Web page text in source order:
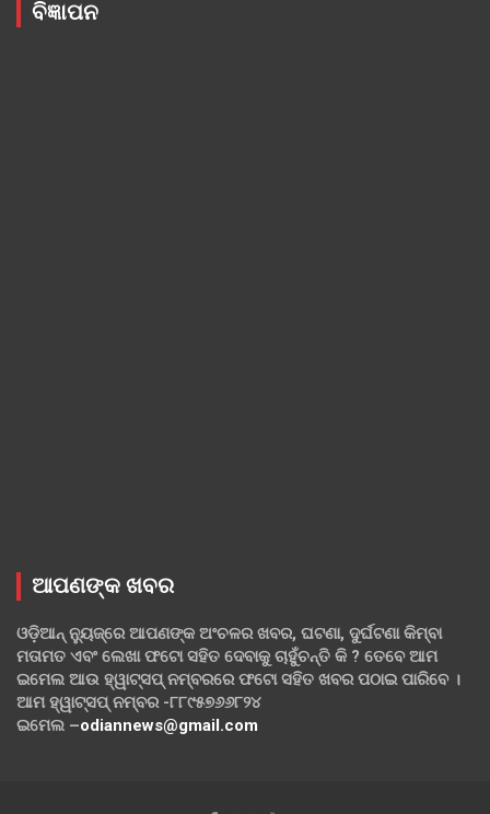
ବିଜ୍ଞାପନ
ଆପଣଙ୍କ ଖବର
ଓଡ଼ିଆନ୍ ନ୍ୟୁଜ୍‌ରେ ଆପଣଙ୍କ ଅଂଚଳର ଖବର, ଘଟଣା, ଦୁର୍ଘଟଣା କିମ୍ବା
ମତାମତ ଏବଂ ଲେଖା ଫଟୋ ସହିତ ଦେବାକୁ ଚାହୁଁଚନ୍ତି କି ? ତେବେ ଆମ
ଇମେଲ ଆଉ ହ୍ୱାଟ୍‌ସପ୍ ନମ୍ବରରେ ଫଟୋ ସହିତ ଖବର ପଠାଇ ପାରିବେ ।
ଆମ ହ୍ୱାଟ୍‌ସପ୍ ନମ୍ବର -୮୮୯୫୭୬୬୮୨୪
ଇମେଲ –odiannews@gmail.com